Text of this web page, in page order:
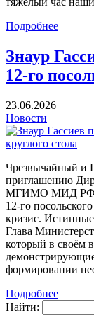
Подробнее
Знаур
12-го
23.06.2026
Новости
Чрезвычайный и
приглашению
МГИМО МИД РФ
12-го
кризис.
Глава
который в своём
формировании
Подробнее
Найти: